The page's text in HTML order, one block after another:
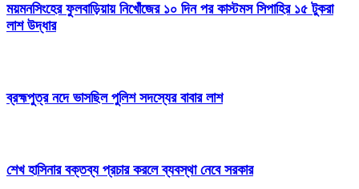
ময়মনসিংহের ফুলবাড়িয়ায় নিখোঁজের ১০ দিন পর কাস্টমস সিপাহির ১৫ টুকরা
লাশ উদ্ধার
ব্রহ্মপুত্র নদে ভাসছিল পুলিশ সদস্যের বাবার লাশ
শেখ হাসিনার বক্তব্য প্রচার করলে ব্যবস্থা নেবে সরকার